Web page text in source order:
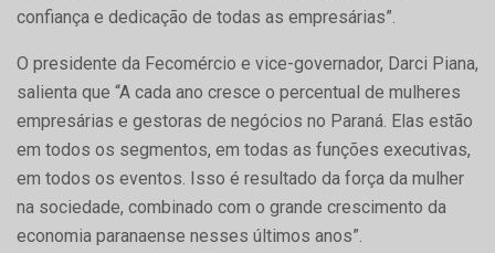
confiança e dedicação de todas as empresárias”.
O presidente da Fecomércio e vice-governador, Darci Piana,
salienta que “A cada ano cresce o percentual de mulheres
empresárias e gestoras de negócios no Paraná. Elas estão
em todos os segmentos, em todas as funções executivas,
em todos os eventos. Isso é resultado da força da mulher
na sociedade, combinado com o grande crescimento da
economia paranaense nesses últimos anos”.